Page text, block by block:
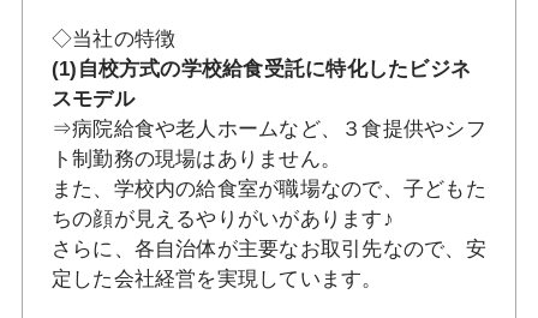
◇当社の特徴
(1)自校方式の学校給食受託に特化したビジネ
スモデル
⇒病院給食や老人ホームなど、３食提供やシフ
ト制勤務の現場はありません。
また、学校内の給食室が職場なので、子どもた
ちの顔が見えるやりがいがあります♪
さらに、各自治体が主要なお取引先なので、安
定した会社経営を実現しています。